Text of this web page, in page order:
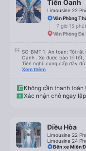
Tiến Oanh
Limousine 22
Văn Phòng
7 giờ 15 phút
Văn Phòng Đà
SG-BMT 1. An toàn: Tôi rất hài lòng về chất lượng của xe khách của Tiến
Oanh . Xe được bảo trì tốt,
Tiện nghi: cung cấp đầy
mẻ, wifi tốc độ cao và cổng sạc điện
lượng và tiện ích được cung cấp. 5. Thái độ phục vụ: Nhân
nhiệt tình, chu đáo và tôn
hài lòng với các dịch vụ mà họ cung cấp. Dịch
Xem thêm
Không cần thanh toán
Xác nhận chỗ ngay
Điều Hòa
Limousine 22
Limousine 24
Bến xe Miền